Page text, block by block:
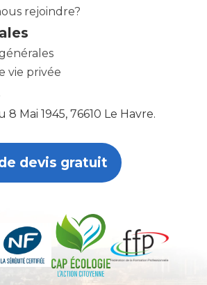
rejoindre?
vie privée
8 Mai 1945, 76610 Le Havre.
devis gratuit